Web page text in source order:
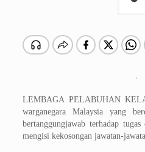
LEMBAGA PELABUHAN
warganegara Malaysia yang
bertanggungjawab terhadap
mengisi kekosongan jawatan-